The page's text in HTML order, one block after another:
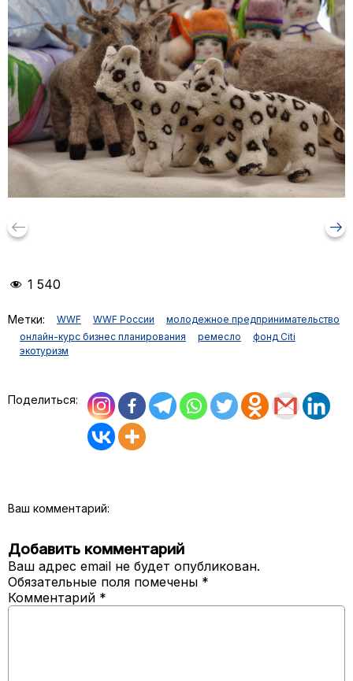
keyboard_backspace arrow_right_alt
1 540
Метки: WWF WWF России
молодежное предпринимательство
онлайн-курс бизнес планирования
ремесло
фонд Citi
экотуризм
Поделиться:
Ваш комментарий:
Добавить комментарий
Ваш адрес email не будет опубликован.
Обязательные поля помечены *
Комментарий *